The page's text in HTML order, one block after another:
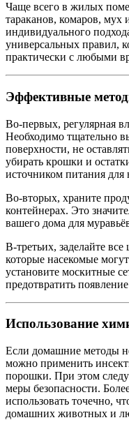
Чаще всего в жилых
тараканов, комаров,
индивидуального
универсальных правил,
практически с любыми
Эффективные
Во-первых, регулярная
Необходимо тщательно
поверхности, не
убирать крошки и
источником питания для
Во-вторых, храните
контейнерах. Это
вашего дома для
В-третьих, заделайте
которые насекомые
установите москитные
предотвратить
Использование
Если домашние методы
можно применить
порошки. При этом
меры безопасности.
использовать точечно,
домашних животных и